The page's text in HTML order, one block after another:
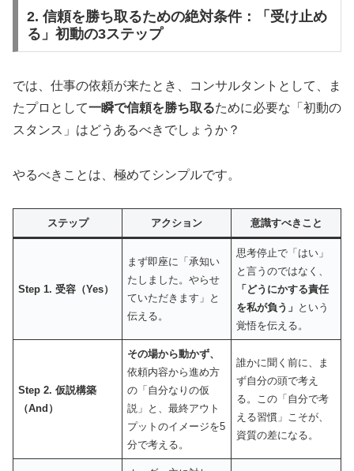
2. 信頼を勝ち取るための絶対条件：「受け止め
る」初動の3ステップ
では、仕事の依頼が来たとき、コンサルタントとして、ま
たプロとして一瞬で信頼を勝ち取るために必要な「初動の
スタンス」はどうあるべきでしょうか？
やるべきことは、極めてシンプルです。
ステップ アクション 意識すべきこと
Step 1. 受容（Yes）
まず即座に「承知い
たしました。やらせ
ていただきます」と
伝える。
思考停止で「はい」
と言うのではなく、
「どうにかする責任
を私が負う」 という
覚悟を伝える。
Step 2. 仮説構築
（And）
その場から動かず、
依頼内容から進め方
の「自分なりの仮
説」と、最終アウト
プットのイメージを5
分で考える。
誰かに聞く前に、ま
ず自分の頭で考え
る。この「自分で考
える習慣」こそが、
資質の差になる。